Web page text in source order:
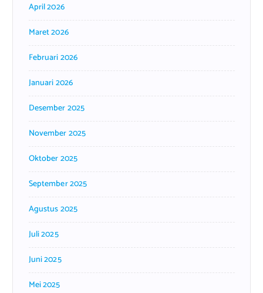
April 2026
Maret 2026
Februari 2026
Januari 2026
Desember 2025
November 2025
Oktober 2025
September 2025
Agustus 2025
Juli 2025
Juni 2025
Mei 2025